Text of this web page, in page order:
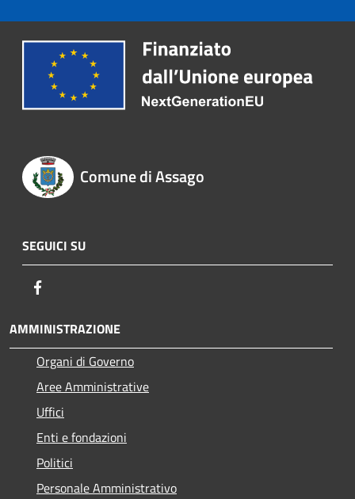
Comune di Assago
SEGUICI SU
AMMINISTRAZIONE
Organi di Governo
Aree Amministrative
Uffici
Enti e fondazioni
Politici
Personale Amministrativo